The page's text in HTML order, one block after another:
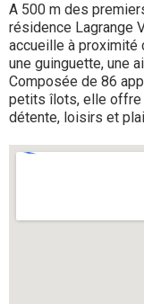
A 500 m des
résidence Lagrange
accueille à proximité
une guinguette, une
Composée de 86
petits îlots, elle offre
détente, loisirs et